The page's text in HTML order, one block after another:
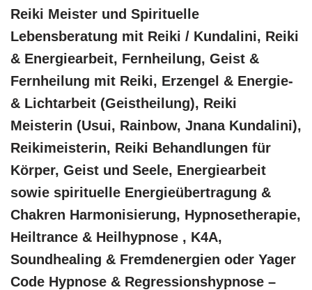
Reiki Meister und Spirituelle
Lebensberatung mit Reiki / Kundalini, Reiki
& Energiearbeit, Fernheilung, Geist &
Fernheilung mit Reiki, Erzengel & Energie-
& Lichtarbeit (Geistheilung), Reiki
Meisterin (Usui, Rainbow, Jnana Kundalini),
Reikimeisterin, Reiki Behandlungen für
Körper, Geist und Seele, Energiearbeit
sowie spirituelle Energieübertragung &
Chakren Harmonisierung, Hypnosetherapie,
Heiltrance & Heilhypnose , K4A,
Soundhealing & Fremdenergien oder Yager
Code Hypnose & Regressionshypnose –